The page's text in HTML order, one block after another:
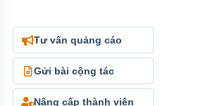
Tư vấn quảng cáo
Gửi bài cộng tác
Nâng cấp thành viên